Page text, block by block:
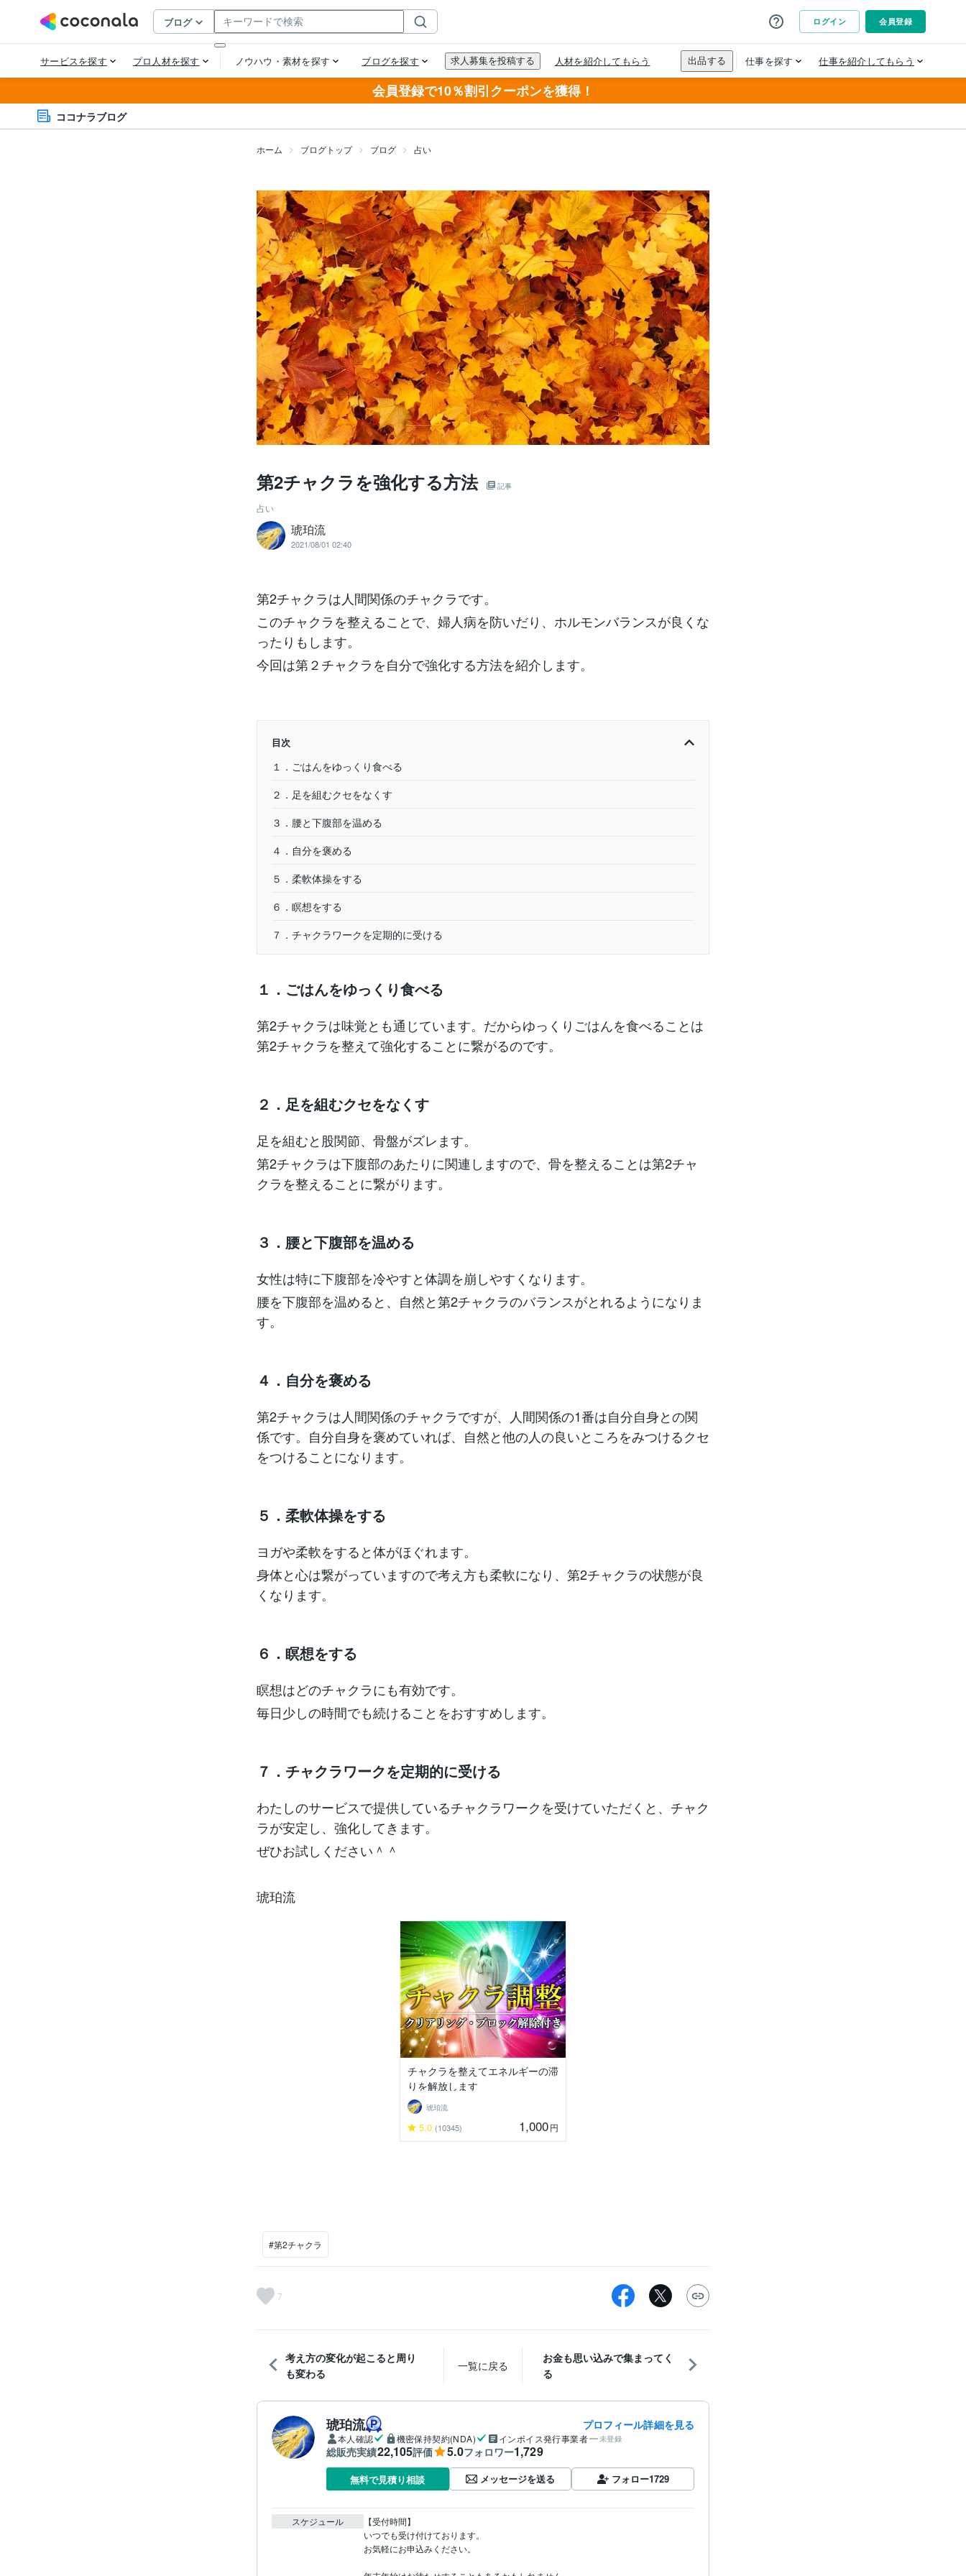
会員登録で10％割引クーポンを獲得！
ココナラブログ
ホーム ブログトップ ブログ 占い
第2チャクラを強化する方法 記事
占い
琥珀流
2021/08/01 02:40
第2チャクラは人間関係のチャクラです。
このチャクラを整えることで、婦人病を防いだり、ホルモンバランスが良くな
ったりもします。
今回は第２チャクラを自分で強化する方法を紹介します。
目次
１．ごはんをゆっくり食べる
２．足を組むクセをなくす
３．腰と下腹部を温める
４．自分を褒める
５．柔軟体操をする
６．瞑想をする
７．チャクラワークを定期的に受ける
１．ごはんをゆっくり食べる
第2チャクラは味覚とも通じています。だからゆっくりごはんを食べることは
第2チャクラを整えて強化することに繋がるのです。
２．足を組むクセをなくす
足を組むと股関節、骨盤がズレます。
第2チャクラは下腹部のあたりに関連しますので、骨を整えることは第2チャ
クラを整えることに繋がります。
３．腰と下腹部を温める
女性は特に下腹部を冷やすと体調を崩しやすくなります。
腰を下腹部を温めると、自然と第2チャクラのバランスがとれるようになりま
す。
４．自分を褒める
第2チャクラは人間関係のチャクラですが、人間関係の1番は自分自身との関
係です。自分自身を褒めていれば、自然と他の人の良いところをみつけるクセ
をつけることになります。
５．柔軟体操をする
ヨガや柔軟をすると体がほぐれます。
身体と心は繋がっていますので考え方も柔軟になり、第2チャクラの状態が良
くなります。
６．瞑想をする
瞑想はどのチャクラにも有効です。
毎日少しの時間でも続けることをおすすめします。
７．チャクラワークを定期的に受ける
わたしのサービスで提供しているチャクラワークを受けていただくと、チャク
ラが安定し、強化してきます。
ぜひお試しください＾＾
琥珀流
チャクラを整えてエネルギーの滞
りを解放します
琥珀流
5.0 (10345) 1,000円
#第2チャクラ
7
考え方の変化が起こると周り
も変わる
一覧に戻る
お金も思い込みで集まってく
る
琥珀流 プロフィール詳細を見る
本人確認 機密保持契約(NDA) インボイス発行事業者 未登録
総販売実績22,105評価 5.0フォロワー1,729
無料で見積り相談 メッセージを送る フォロー1729
スケジュール
【受付時間】
いつでも受け付けております。
お気軽にお申込みください。